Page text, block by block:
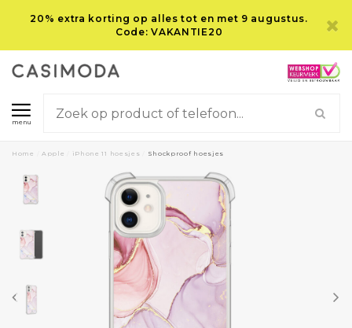
20% extra korting op alles tot en met 9 augustus.
Code: VAKANTIE20
menu
Home Apple iPhone 11 hoesjes Shockproof hoesjes